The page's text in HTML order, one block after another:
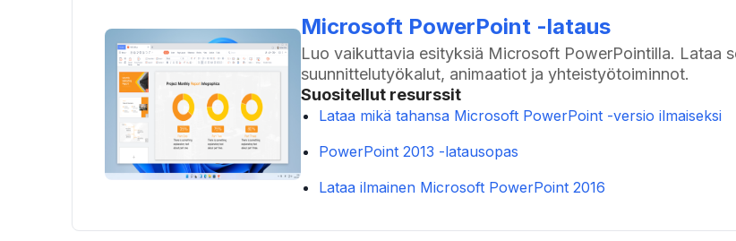
Microsoft PowerPoint -lataus
Luo vaikuttavia esityksiä Microsoft PowerPointilla. Lataa
suunnittelutyökalut, animaatiot ja yhteistyötoiminnot.
Suositellut resurssit
Lataa mikä tahansa Microsoft PowerPoint -versio ilmaiseksi
PowerPoint 2013 -latausopas
Lataa ilmainen Microsoft PowerPoint 2016